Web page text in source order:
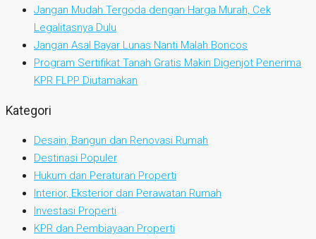
Jangan Mudah Tergoda dengan Harga Murah, Cek
Legalitasnya Dulu
Jangan Asal Bayar Lunas Nanti Malah Boncos
Program Sertifikat Tanah Gratis Makin Digenjot Penerima
KPR FLPP Diutamakan
Kategori
Desain, Bangun dan Renovasi Rumah
Destinasi Populer
Hukum dan Peraturan Properti
Interior, Eksterior dan Perawatan Rumah
Investasi Properti
KPR dan Pembiayaan Properti